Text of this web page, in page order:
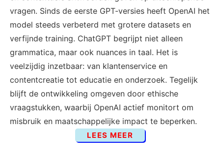
LEES MEER
vragen. Sinds de eerste GPT-versies heeft OpenAI het
model steeds verbeterd met grotere datasets en
verfijnde training. ChatGPT begrijpt niet alleen
grammatica, maar ook nuances in taal. Het is
veelzijdig inzetbaar: van klantenservice en
contentcreatie tot educatie en onderzoek. Tegelijk
blijft de ontwikkeling omgeven door ethische
vraagstukken, waarbij OpenAI actief monitort om
misbruik en maatschappelijke impact te beperken.